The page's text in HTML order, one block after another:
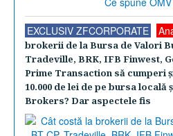
EXCLUSIV ZFCORPORATE
brokerii de la Bursa de Valori
Tradeville, BRK, IFB Finwest,
Prime Transaction să cumperi
10.000 de lei de pe bursa
Brokers? Dar aspectele fis